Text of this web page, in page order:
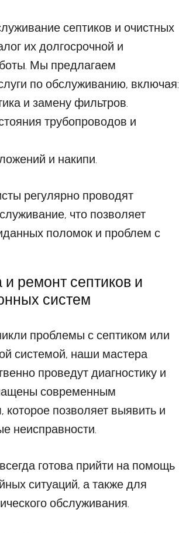
септиков и очистных
их долгосрочной и
Мы предлагаем
по обслуживанию, включая:
и замену фильтров.
трубопроводов и
и накипи.
регулярно проводят
что позволяет
поломок и проблем с
и ремонт септиков и
систем
проблемы с септиком или
системой, наши мастера
проведут диагностику и
современным
которое позволяет выявить и
неисправности.
готова прийти на помощь
ситуаций, а также для
обслуживания.